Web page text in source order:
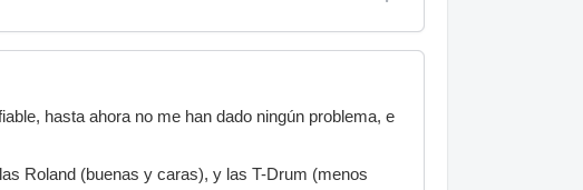
hasta ahora no me han dado ningún problema, e
Roland (buenas y caras), y las T-Drum (menos